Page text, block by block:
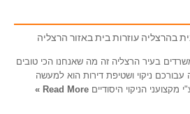
בהרצליה עוזרות בית באזור הרצליה
בעיר הרצליה זה מה שאנחנו הכי טובים
ניקוי ושטיפת דירות הוא למעשה
הניקוי היסודיים Read More »